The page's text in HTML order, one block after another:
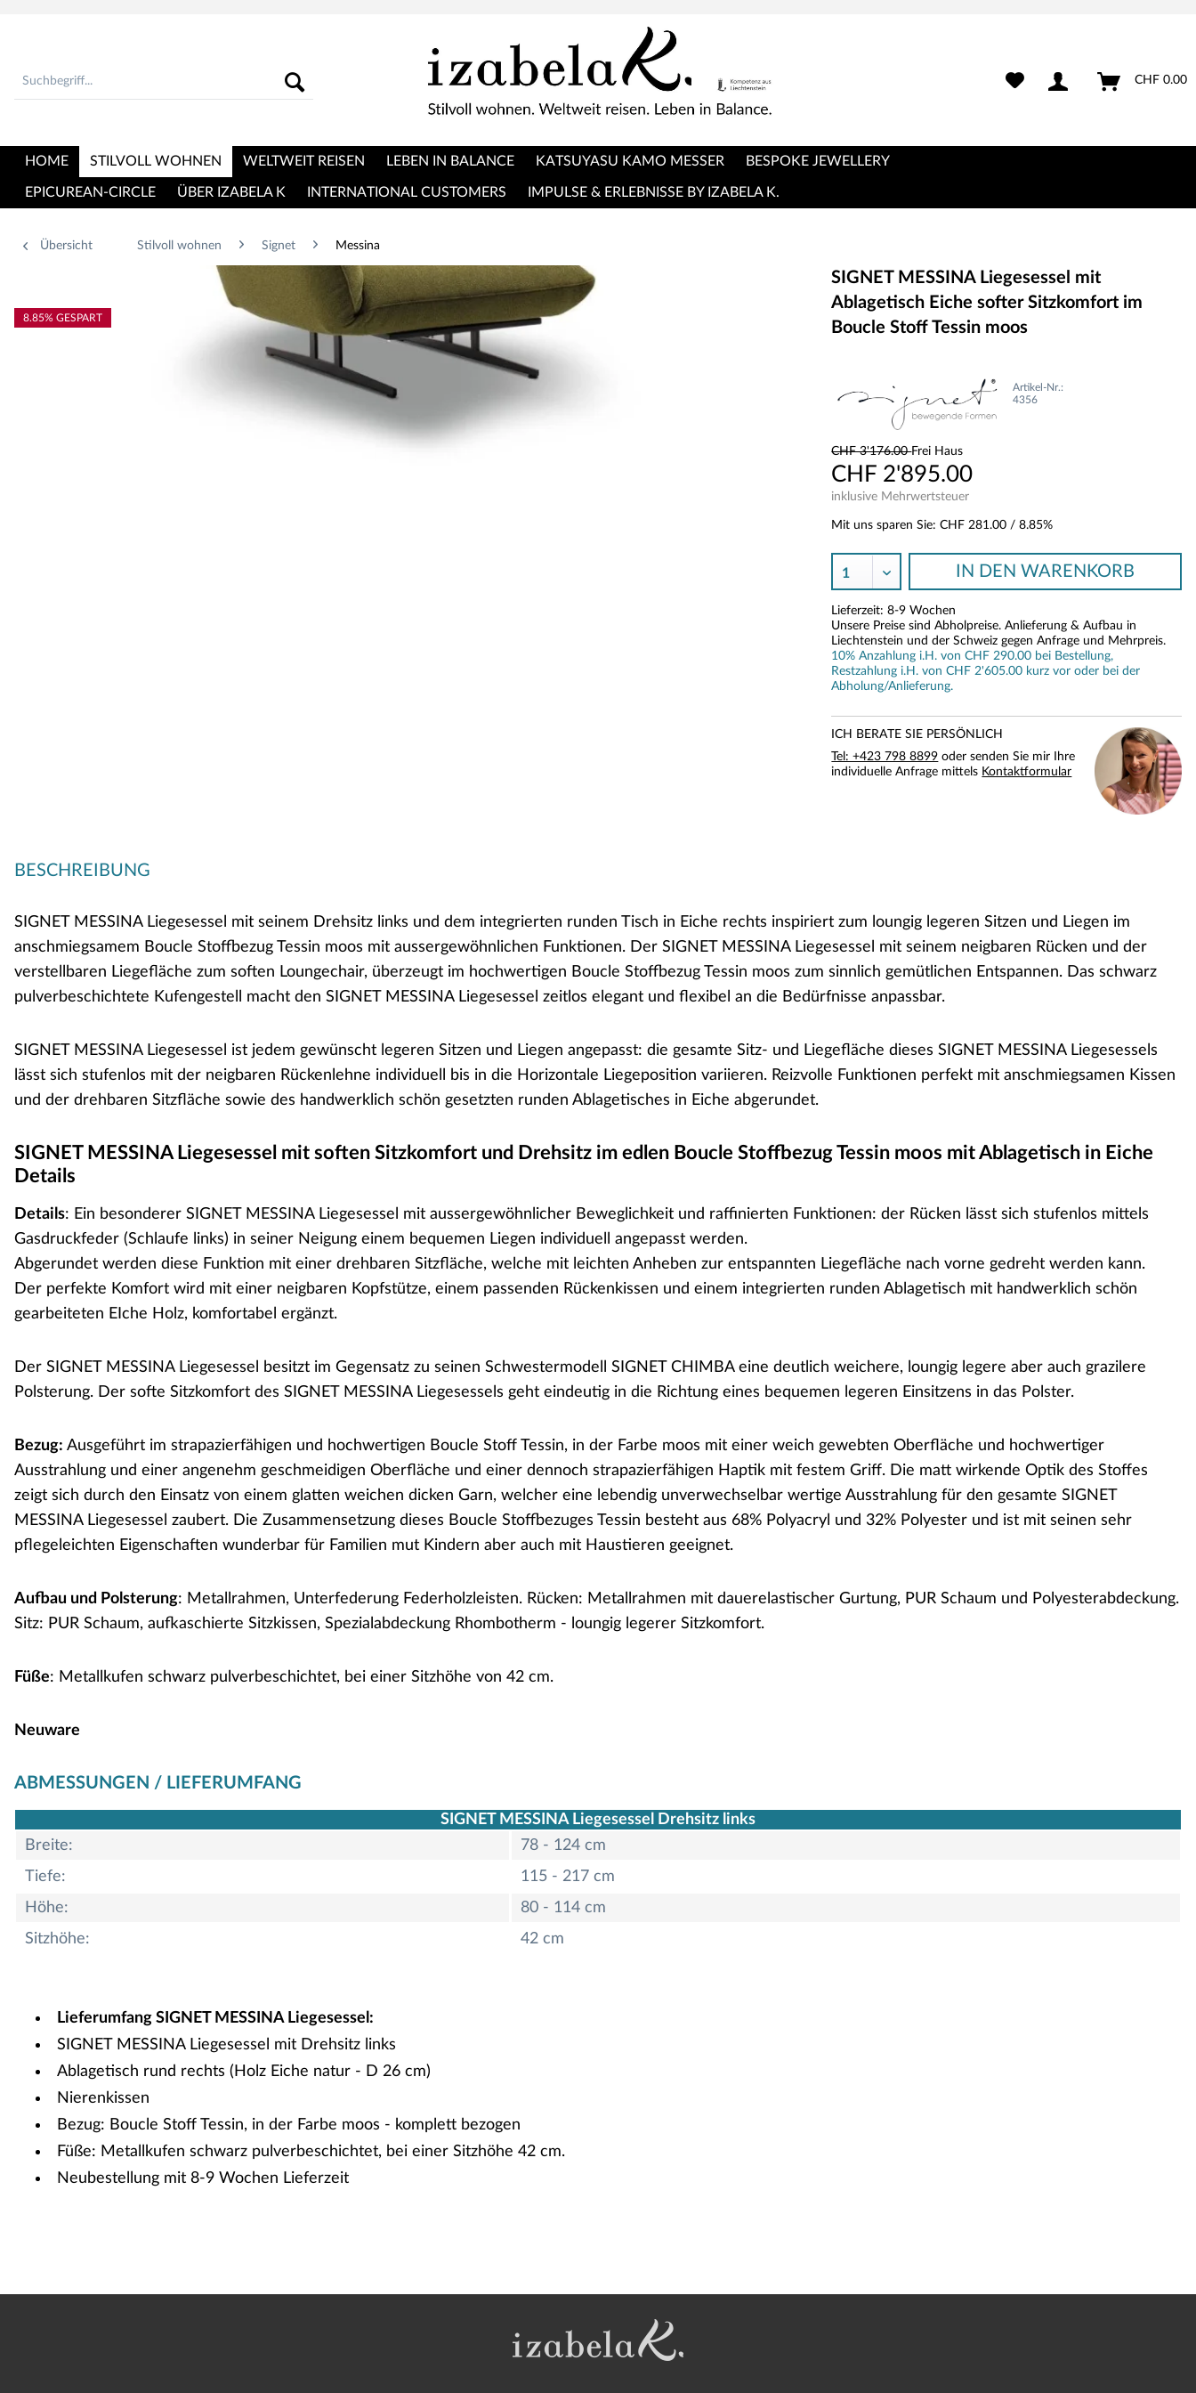
CHF 0.00
HOME STILVOLL WOHNEN WELTWEIT REISEN LEBEN IN BALANCE KATSUYASU KAMO MESSER BESPOKE JEWELLERY
EPICUREAN-CIRCLE ÜBER IZABELA K INTERNATIONAL CUSTOMERS IMPULSE & ERLEBNISSE BY IZABELA K.
Übersicht Stilvoll wohnen Signet Messina
8.85% GESPART
SIGNET MESSINA Liegesessel mit
Ablagetisch Eiche softer Sitzkomfort im
Boucle Stoff Tessin moos
Artikel-Nr.:
4356
CHF 3'176.00Frei Haus
CHF 2'895.00
inklusive Mehrwertsteuer
Mit uns sparen Sie:CHF 281.00 / 8.85%
IN DEN WARENKORB
Lieferzeit: 8-9 Wochen
Unsere Preise sind Abholpreise. Anlieferung & Aufbau in
Liechtenstein und der Schweiz gegen Anfrage und Mehrpreis.
10% Anzahlung i.H. von CHF 290.00 bei Bestellung,
Restzahlung i.H. von CHF 2'605.00 kurz vor oder bei der
Abholung/Anlieferung.
ICH BERATE SIE PERSÖNLICH
Tel: +423 798 8899 oder senden Sie mir Ihre
individuelle Anfrage mittels Kontaktformular
BESCHREIBUNG
SIGNET MESSINA Liegesessel mit seinem Drehsitz links und dem integrierten runden Tisch in Eiche rechts inspiriert zum loungig legeren Sitzen und Liegen im
anschmiegsamem Boucle Stoffbezug Tessin moos mit aussergewöhnlichen Funktionen. Der SIGNET MESSINA Liegesessel mit seinem neigbaren Rücken und der
verstellbaren Liegefläche zum soften Loungechair, überzeugt im hochwertigen Boucle Stoffbezug Tessin moos zum sinnlich gemütlichen Entspannen. Das schwarz
pulverbeschichtete Kufengestell macht den SIGNET MESSINA Liegesessel zeitlos elegant und flexibel an die Bedürfnisse anpassbar.
SIGNET MESSINA Liegesessel ist jedem gewünscht legeren Sitzen und Liegen angepasst: die gesamte Sitz- und Liegefläche dieses SIGNET MESSINA Liegesessels
lässt sich stufenlos mit der neigbaren Rückenlehne individuell bis in die Horizontale Liegeposition variieren. Reizvolle Funktionen perfekt mit anschmiegsamen Kissen
und der drehbaren Sitzfläche sowie des handwerklich schön gesetzten runden Ablagetisches in Eiche abgerundet.
SIGNET MESSINA Liegesessel mit soften Sitzkomfort und Drehsitz im edlen Boucle Stoffbezug Tessin moos mit Ablagetisch in Eiche
Details
Details: Ein besonderer SIGNET MESSINA Liegesessel mit aussergewöhnlicher Beweglichkeit und raffinierten Funktionen: der Rücken lässt sich stufenlos mittels
Gasdruckfeder (Schlaufe links) in seiner Neigung einem bequemen Liegen individuell angepasst werden.
Abgerundet werden diese Funktion mit einer drehbaren Sitzfläche, welche mit leichten Anheben zur entspannten Liegefläche nach vorne gedreht werden kann.
Der perfekte Komfort wird mit einer neigbaren Kopfstütze, einem passenden Rückenkissen und einem integrierten runden Ablagetisch mit handwerklich schön
gearbeiteten EIche Holz, komfortabel ergänzt.
Der SIGNET MESSINA Liegesessel besitzt im Gegensatz zu seinen Schwestermodell SIGNET CHIMBA eine deutlich weichere, loungig legere aber auch grazilere
Polsterung. Der softe Sitzkomfort des SIGNET MESSINA Liegesessels geht eindeutig in die Richtung eines bequemen legeren Einsitzens in das Polster.
Bezug: Ausgeführt im strapazierfähigen und hochwertigen Boucle Stoff Tessin, in der Farbe moos mit einer weich gewebten Oberfläche und hochwertiger
Ausstrahlung und einer angenehm geschmeidigen Oberfläche und einer dennoch strapazierfähigen Haptik mit festem Griff. Die matt wirkende Optik des Stoffes
zeigt sich durch den Einsatz von einem glatten weichen dicken Garn, welcher eine lebendig unverwechselbar wertige Ausstrahlung für den gesamte SIGNET
MESSINA Liegesessel zaubert. Die Zusammensetzung dieses Boucle Stoffbezuges Tessin besteht aus 68% Polyacryl und 32% Polyester und ist mit seinen sehr
pflegeleichten Eigenschaften wunderbar für Familien mut Kindern aber auch mit Haustieren geeignet.
Aufbau und Polsterung: Metallrahmen, Unterfederung Federholzleisten. Rücken: Metallrahmen mit dauerelastischer Gurtung, PUR Schaum und Polyesterabdeckung.
Sitz: PUR Schaum, aufkaschierte Sitzkissen, Spezialabdeckung Rhombotherm - loungig legerer Sitzkomfort.
Füße: Metallkufen schwarz pulverbeschichtet, bei einer Sitzhöhe von 42 cm.
Neuware
ABMESSUNGEN / LIEFERUMFANG
SIGNET MESSINA Liegesessel Drehsitz links
Breite:
78 - 124 cm
Tiefe:
115 - 217 cm
Höhe:
80 - 114 cm
Sitzhöhe:
42 cm
Lieferumfang SIGNET MESSINA Liegesessel:
SIGNET MESSINA Liegesessel mit Drehsitz links
Ablagetisch rund rechts (Holz Eiche natur - D 26 cm)
Nierenkissen
Bezug: Boucle Stoff Tessin, in der Farbe moos - komplett bezogen
Füße: Metallkufen schwarz pulverbeschichtet, bei einer Sitzhöhe 42 cm.
Neubestellung mit 8-9 Wochen Lieferzeit